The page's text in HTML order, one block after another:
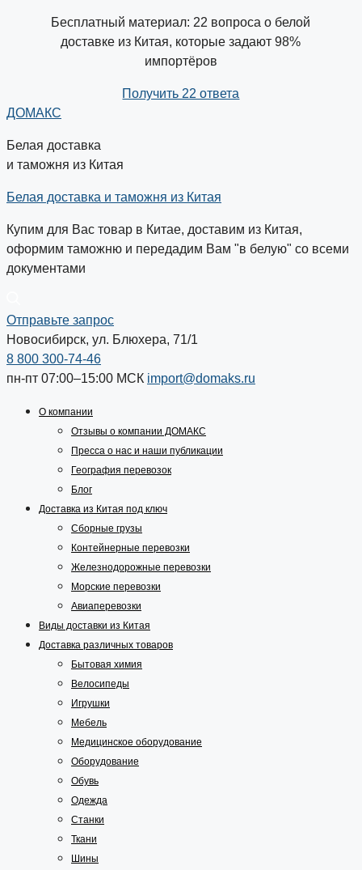
Бесплатный материал: 22 вопроса о белой
доставке из Китая, которые задают 98%
импортёров
Получить 22 ответа
ДОМАКС
Белая доставка
и таможня из Китая
Белая доставка и таможня из Китая
Купим для Вас товар в Китае, доставим из Китая,
оформим таможню и передадим Вам "в белую" со всеми
документами
Отправьте запрос
Новосибирск, ул. Блюхера, 71/1
8 800 300-74-46
пн-пт 07:00–15:00 МСК import@domaks.ru
О компании
Отзывы о компании ДОМАКС
Пресса о нас и наши публикации
География перевозок
Блог
Доставка из Китая под ключ
Сборные грузы
Контейнерные перевозки
Железнодорожные перевозки
Морские перевозки
Авиаперевозки
Виды доставки из Китая
Доставка различных товаров
Бытовая химия
Велосипеды
Игрушки
Мебель
Медицинское оборудование
Оборудование
Обувь
Одежда
Станки
Ткани
Шины